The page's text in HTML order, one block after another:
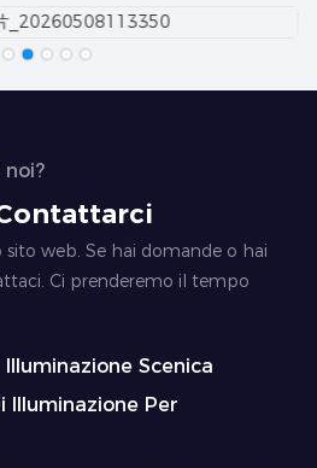
web. Se hai domande o hai
Ci prenderemo il tempo
Scenica
Illuminazione Per